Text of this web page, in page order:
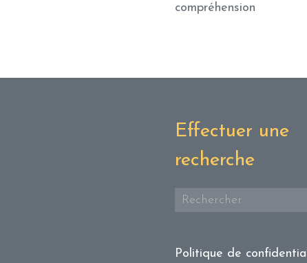
compréhension
Effectuer une
recherche
Politique de